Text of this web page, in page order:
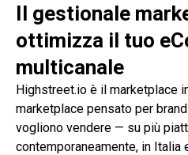
Il gestionale
ottimizza il tuo
multicanale
Highstreet.io è il marketplace
marketplace pensato per
vogliono vendere — su più
contemporaneamente, in Italia